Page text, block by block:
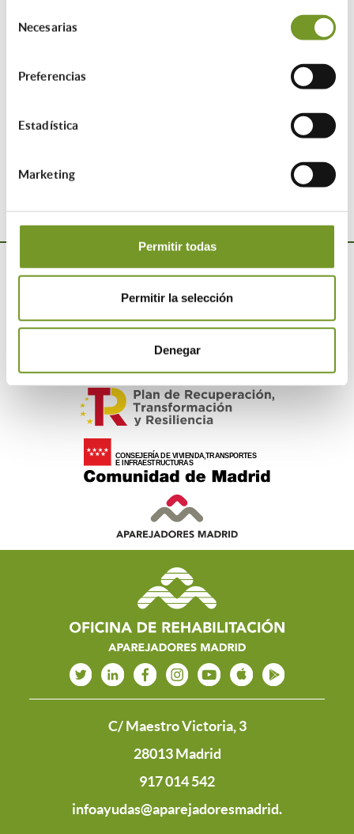
Necesarias
Preferencias
Estadística
Marketing
Permitir todas
Permitir la selección
Denegar
Compartir esta entrada:
C/ Maestro Victoria, 3
28013 Madrid
917 014 542
infoayudas@aparejadoresmadrid.